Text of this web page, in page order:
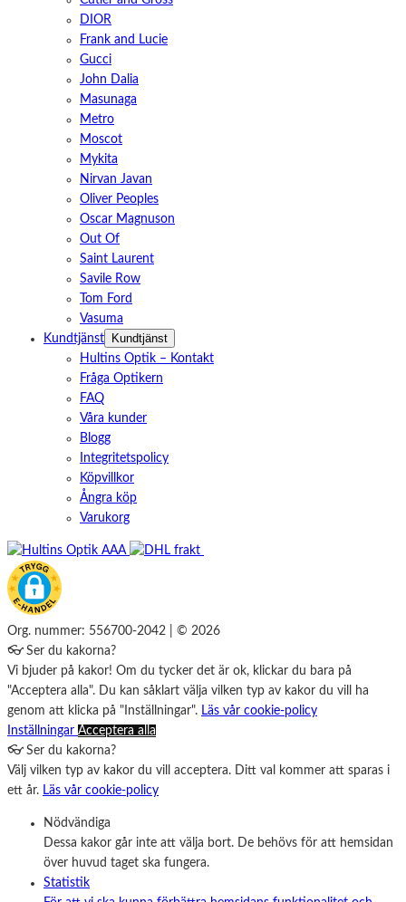
DIOR
Frank and Lucie
Gucci
John Dalia
Masunaga
Metro
Moscot
Mykita
Nirvan Javan
Oliver Peoples
Oscar Magnuson
Out Of
Saint Laurent
Savile Row
Tom Ford
Vasuma
Kundtjänst
Kundtjänst
Hultins Optik – Kontakt
Fråga Optikern
FAQ
Våra kunder
Blogg
Integritetspolicy
Köpvillkor
Ångra köp
Varukorg
Org. nummer: 556700-2042 | © 2026
👓 Ser du kakorna?
Vi bjuder på kakor! Om du tycker det är ok, klickar du bara på
"Acceptera alla". Du kan såklart välja vilken typ av kakor du vill ha
genom att klicka på "Inställningar". Läs vår cookie-policy
Inställningar Acceptera alla
👓 Ser du kakorna?
Välj vilken typ av kakor du vill acceptera. Ditt val kommer att sparas i
ett år. Läs vår cookie-policy
Nödvändiga
Dessa kakor går inte att välja bort. De behövs för att hemsidan
över huvud taget ska fungera.
Statistik